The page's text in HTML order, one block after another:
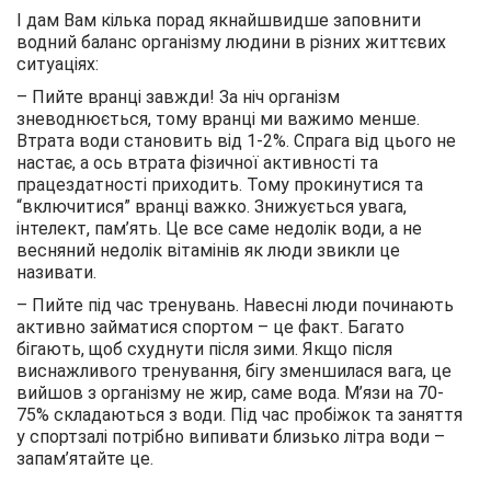
І дам Вам кілька порад якнайшвидше заповнити
водний баланс організму людини в різних життєвих
ситуаціях:
– Пийте вранці завжди! За ніч організм
зневоднюється, тому вранці ми важимо менше.
Втрата води становить від 1-2%. Спрага від цього не
настає, а ось втрата фізичної активності та
працездатності приходить. Тому прокинутися та
“включитися” вранці важко. Знижується увага,
інтелект, пам’ять. Це все саме недолік води, а не
весняний недолік вітамінів як люди звикли це
називати.
– Пийте під час тренувань. Навесні люди починають
активно займатися спортом – це факт. Багато
бігають, щоб схуднути після зими. Якщо після
виснажливого тренування, бігу зменшилася вага, це
вийшов з організму не жир, саме вода. М’язи на 70-
75% складаються з води. Під час пробіжок та заняття
у спортзалі потрібно випивати близько літра води –
запам’ятайте це.